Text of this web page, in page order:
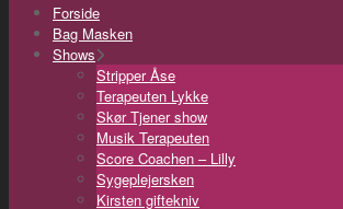
Forside
Bag Masken
Shows
Stripper Åse
Terapeuten Lykke
Skør Tjener show
Musik Terapeuten
Score Coachen – Lilly
Sygeplejersken
Kirsten giftekniv